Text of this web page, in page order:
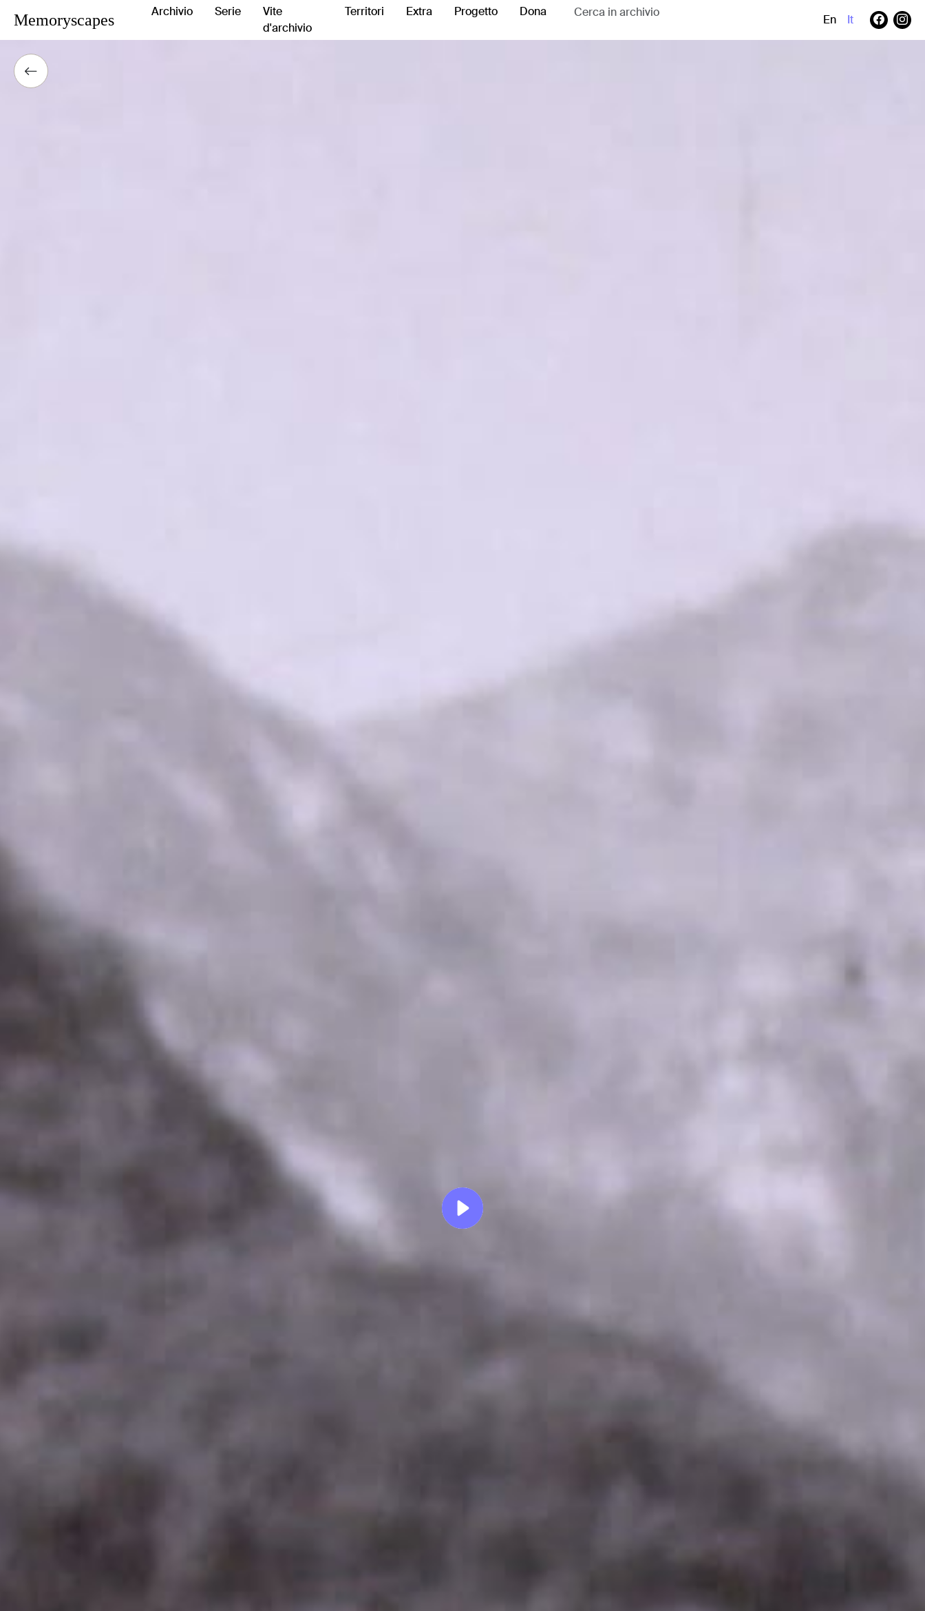
Memoryscapes Archivio Serie
Vite
d'archivio
Territori Extra Progetto Dona
En It